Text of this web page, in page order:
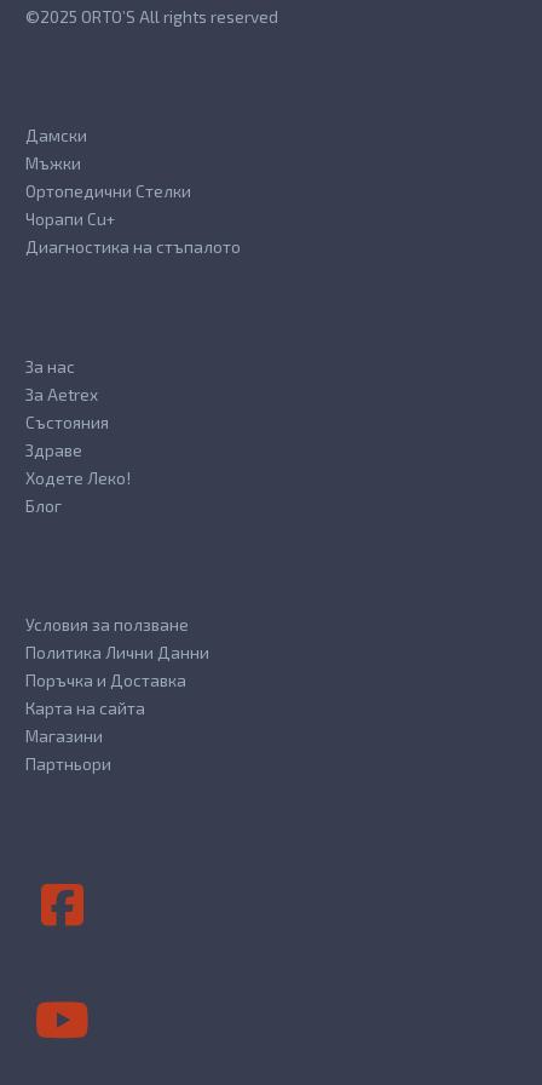
©2025 ORTO’S All rights reserved
Дамски
Мъжки
Ортопедични Стелки
Чорапи Cu+
Диагностика на стъпалото
За нас
За Aetrex
Състояния
Здраве
Ходете Леко!
Блог
Условия за ползване
Политика Лични Данни
Поръчка и Доставка
Карта на сайта
Магазини
Партньори